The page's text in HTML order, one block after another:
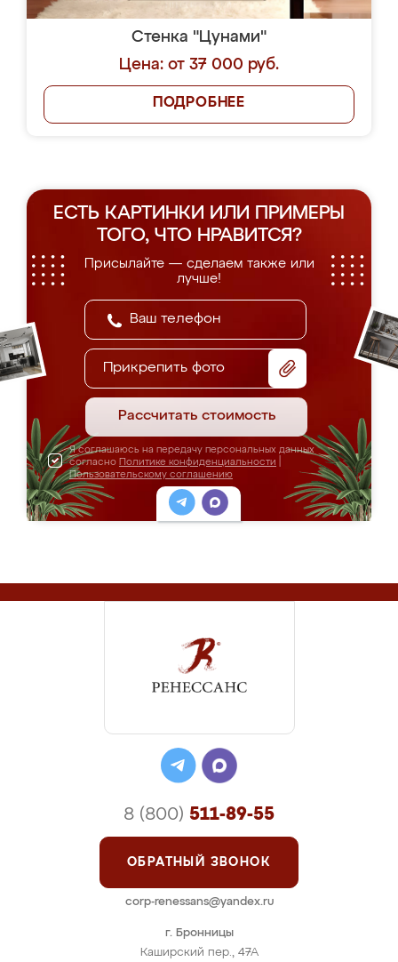
Стенка "Цунами"
Цена: от 37 000 руб.
ПОДРОБНЕЕ
ЕСТЬ КАРТИНКИ ИЛИ ПРИМЕРЫ
ТОГО, ЧТО НРАВИТСЯ?
Присылайте — сделаем также или
лучше!
Прикрепить фото
Рассчитать стоимость
Я соглашаюсь на передачу персональных данных
согласно Политике конфиденциальности
Пользовательскому соглашению
г. Бронницы
Каширский пер., 47А
8 (800) 511-89-55
ОБРАТНЫЙ ЗВОНОК
corp-renessans@yandex.ru